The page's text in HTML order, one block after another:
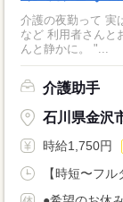
介護の夜勤って 実はモクモク
など 利用者さんと
んと静かに。 "...
介護助手
石川県金沢
時給1,750円
【時短〜フ